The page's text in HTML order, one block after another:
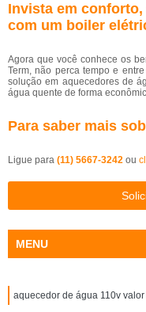
Invista em
com um boiler
Agora que você conhece os
Term, não perca tempo e
solução em aquecedores de
água quente de forma
Para saber mais
Ligue para (11) 5667-3242 ou
MENU
aquecedor de água 110v